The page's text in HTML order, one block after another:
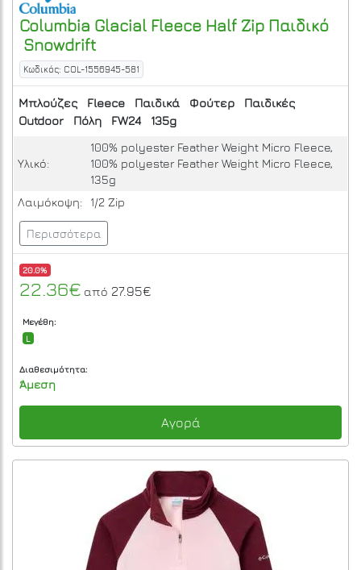
Columbia Glacial Fleece Half Zip Παιδικό
Snowdrift
Κωδικός: COL-1556945-581
Μπλούζες Fleece Παιδικά Φούτερ
Παιδικές
Outdoor
Πόλη FW24 135g
Υλικό:
100% polyester Feather Weight Micro Fleece,
100% polyester Feather Weight Micro Fleece,
135g
Λαιμόκοψη:
1/2 Zip
Περισσότερα
20.0%
22.36€ από 27.95€
Μεγέθη:
L
Διαθεσιμότητα:
Άμεση
Αγορά